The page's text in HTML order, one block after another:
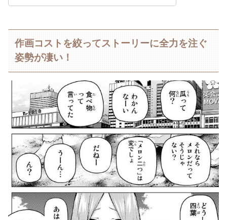
作画コストを絞ってストーリーに全力を注ぐ
姿勢が凄い！